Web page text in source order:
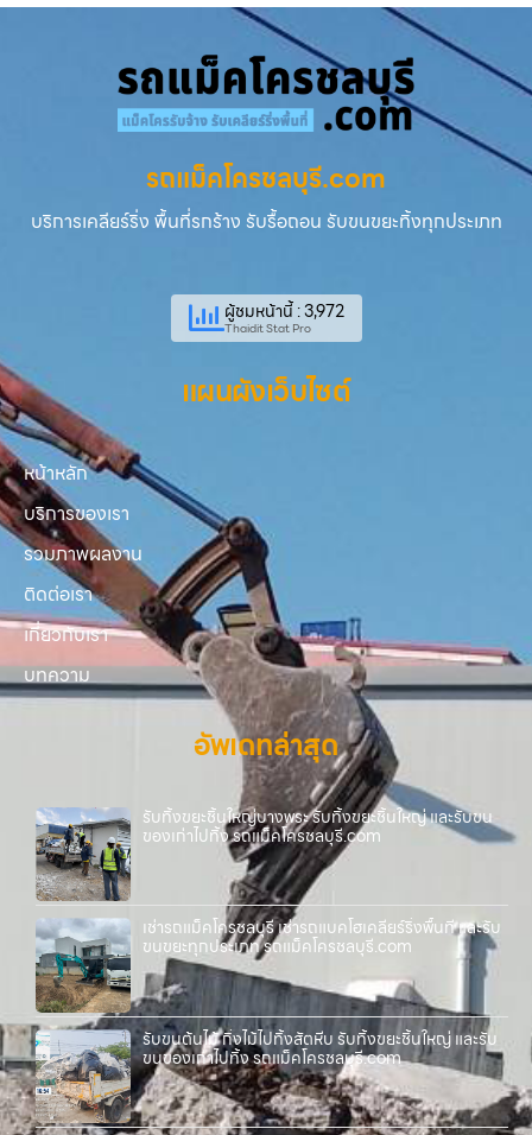
รถแม็คโครชลบุรี.com
บริการเคลียร์ริ่ง พื้นที่รกร้าง รับรื้อถอน รับขนขยะทิ้งทุกประเภท
ผู้ชมหน้านี้ : 3,972
Thaidit Stat Pro
แผนผังเว็บไซต์
หน้าหลัก
บริการของเรา
รวมภาพผลงาน
ติดต่อเรา
เกี่ยวกับเรา
บทความ
อัพเดทล่าสุด
รับทิ้งขยะชิ้นใหญ่บางพระ รับทิ้งขยะชิ้นใหญ่ และรับขน
ของเก่าไปทิ้ง รถแม็คโครชลบุรี.com
เช่ารถแม็คโครชลบุรี เช่ารถแบคโฮเคลียร์ริ่งพื้นที่ และรับ
ขนขยะทุกประเภท รถแม็คโครชลบุรี.com
รับขนต้นไม้ กิ่งไม้ไปทิ้งสัตหีบ รับทิ้งขยะชิ้นใหญ่ และรับ
ขนของเก่าไปทิ้ง รถแม็คโครชลบุรี.com